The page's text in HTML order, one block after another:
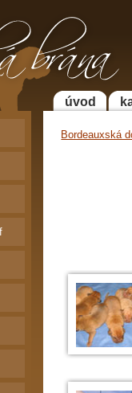
pes a
úvod
Bordeauxská